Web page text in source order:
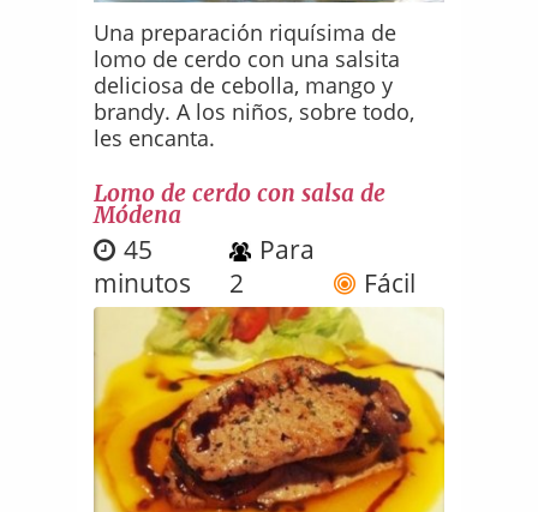
Una preparación riquísima de
lomo de cerdo con una salsita
deliciosa de cebolla, mango y
brandy. A los niños, sobre todo,
les encanta.
Lomo de cerdo con salsa de
Módena
45
minutos
Para
2
Fácil